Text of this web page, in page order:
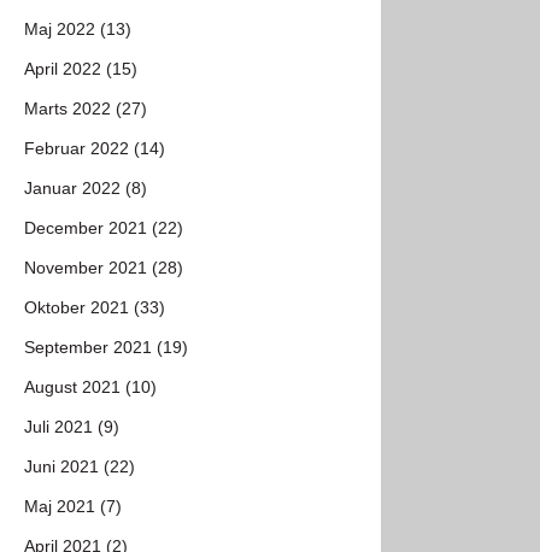
Maj 2022 (13)
April 2022 (15)
Marts 2022 (27)
Februar 2022 (14)
Januar 2022 (8)
December 2021 (22)
November 2021 (28)
Oktober 2021 (33)
September 2021 (19)
August 2021 (10)
Juli 2021 (9)
Juni 2021 (22)
Maj 2021 (7)
April 2021 (2)